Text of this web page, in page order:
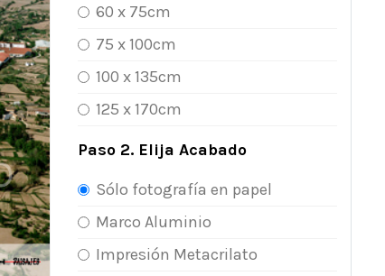
60 x 75cm
75 x 100cm
100 x 135cm
125 x 170cm
Paso 2. Elija Acabado
Sólo fotografía en papel
Marco Aluminio
Impresión Metacrilato